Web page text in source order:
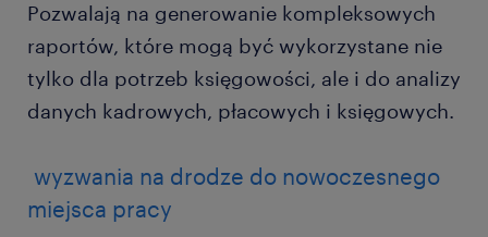
Pozwalają na generowanie kompleksowych
raportów, które mogą być wykorzystane nie
tylko dla potrzeb księgowości, ale i do analizy
danych kadrowych, płacowych i księgowych.
wyzwania na drodze do nowoczesnego
miejsca pracy